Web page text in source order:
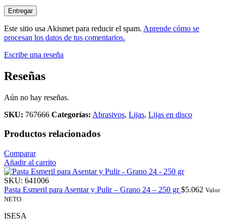
Este sitio usa Akismet para reducir el spam. Aprende cómo se
procesan los datos de tus comentarios.
Escribe una reseña
Reseñas
Aún no hay reseñas.
SKU: 767666 Categorías: Abrasivos, Lijas, Lijas en disco
Productos relacionados
Comparar
Añadir al carrito
SKU: 641006
Pasta Esmeril para Asentar y Pulir – Grano 24 – 250 gr$5.062 Valor
NETO
ISESA